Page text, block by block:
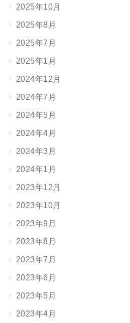
2025年10月
2025年8月
2025年7月
2025年1月
2024年12月
2024年7月
2024年5月
2024年4月
2024年3月
2024年1月
2023年12月
2023年10月
2023年9月
2023年8月
2023年7月
2023年6月
2023年5月
2023年4月